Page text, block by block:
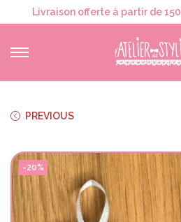
Livraison offerte à partir de
PREVIOUS
-20%